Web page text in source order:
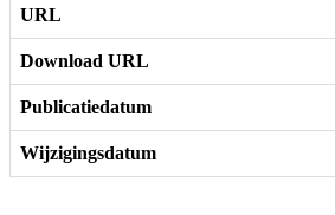
URL
Download URL
Publicatiedatum
Wijzigingsdatum